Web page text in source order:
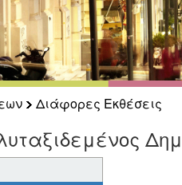
Διάφορες Εκθέσεις